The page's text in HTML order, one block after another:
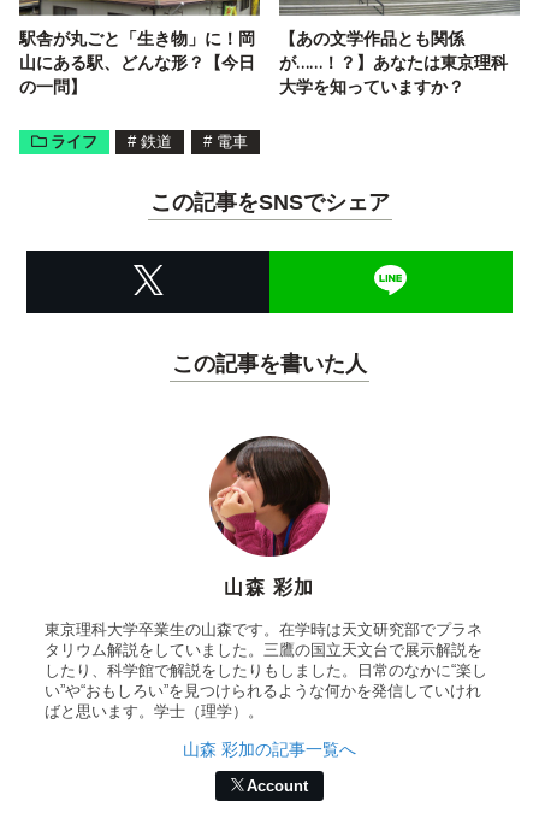
駅舎が丸ごと「生き物」に！岡
山にある駅、どんな形？【今日
の一問】
【あの文学作品とも関係
が……！？】あなたは東京理科
大学を知っていますか？
ライフ # 鉄道 # 電車
この記事をSNSでシェア
この記事を書いた人
山森 彩加
東京理科大学卒業生の山森です。在学時は天文研究部でプラネ
タリウム解説をしていました。三鷹の国立天文台で展示解説を
したり、科学館で解説をしたりもしました。日常のなかに“楽し
い”や“おもしろい”を見つけられるような何かを発信していけれ
ばと思います。学士（理学）。
山森 彩加の記事一覧へ
Account